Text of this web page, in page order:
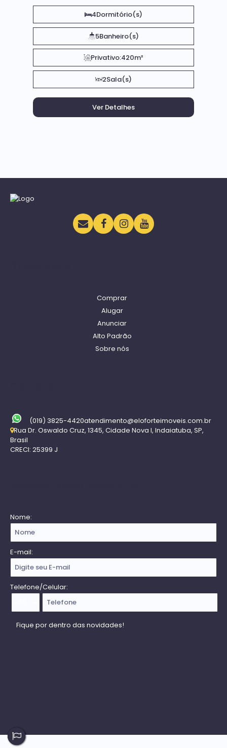
4Dormitório(s)
5Banheiro(s)
Privativo:420m²
2Sala(s)
Comprar
Alugar
Anunciar
Alto Padrão
Sobre nós
(019) 3825-4420atendimento@eloforteimoveis.com.br
Rua Dr. Oswaldo Cruz, 1345, Cidade Nova I, Indaiatuba, SP,
Brasil
CRECI: 25399 J
Nome:
E-mail:
Telefone/Celular: